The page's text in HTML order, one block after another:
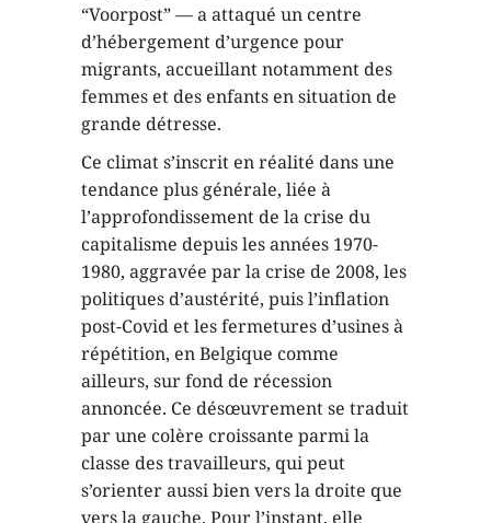
“Voorpost” — a attaqué un centre
d’hébergement d’urgence pour
migrants, accueillant notamment des
femmes et des enfants en situation de
grande détresse.
Ce climat s’inscrit en réalité dans une
tendance plus générale, liée à
l’approfondissement de la crise du
capitalisme depuis les années 1970-
1980, aggravée par la crise de 2008, les
politiques d’austérité, puis l’inflation
post-Covid et les fermetures d’usines à
répétition, en Belgique comme
ailleurs, sur fond de récession
annoncée. Ce désœuvrement se traduit
par une colère croissante parmi la
classe des travailleurs, qui peut
s’orienter aussi bien vers la droite que
vers la gauche. Pour l’instant, elle